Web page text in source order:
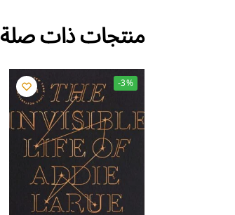
منتجات ذات صلة
-3%